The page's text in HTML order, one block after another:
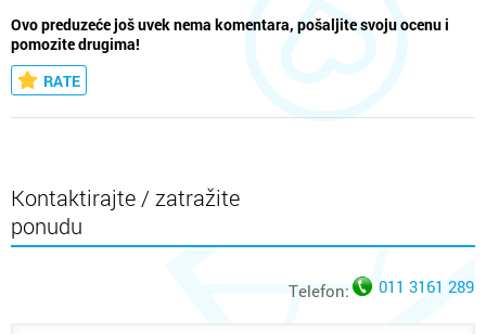
Ovo preduzeće još uvek nema komentara, pošaljite svoju ocenu i
pomozite drugima!
RATE
Kontaktirajte / zatražite
ponudu
Telefon: 011 3161 289